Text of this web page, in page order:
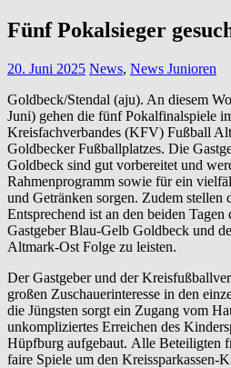
Fünf Pokalsieger
20. Juni 2025 News, News Junioren
Goldbeck/Stendal (aju). An diesem
Juni) gehen die fünf Pokalfinalspiele
Kreisfachverbandes (KFV) Fußball
Goldbecker Fußballplatzes. Die
Goldbeck sind gut vorbereitet und
Rahmenprogramm sowie für ein
und Getränken sorgen. Zudem stellen
Entsprechend ist an den beiden
Gastgeber Blau-Gelb Goldbeck und
Altmark-Ost Folge zu leisten.
Der Gastgeber und der
großen Zuschauerinteresse in den
die Jüngsten sorgt ein Zugang vom
unkompliziertes Erreichen des
Hüpfburg aufgebaut. Alle Beteiligten
faire Spiele um den Kreissparkassen-